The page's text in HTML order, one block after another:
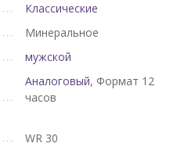
Классические
Минеральное
мужской
Аналоговый, Формат 12
часов
WR 30